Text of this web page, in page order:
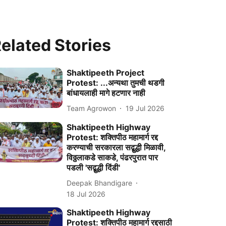
Stories
Shaktipeeth Project
Protest: ...अन्यथा तुमची थडगी
बांधायलाही मागे हटणार नाही
Team Agrowon 19 Jul 2026
Shaktipeeth Highway
Protest: शक्तिपीठ महामार्ग रद्द
करण्याची सरकारला सद्बुद्धी मिळावी,
विठ्ठलाकडे साकडे, पंढरपुरात पार
पडली 'सद्बुद्धी दिंडी'
Deepak Bhandigare
18 Jul 2026
Shaktipeeth Highway
Protest: शक्तिपीठ महामार्ग रद्दसाठी